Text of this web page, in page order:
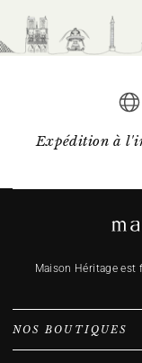
email
ici
Expédition à
Maison Héritage est
NOS BOUTIQUES